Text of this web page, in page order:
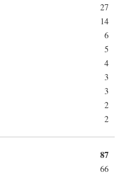
27
14
6
5
4
3
3
2
2
87
66